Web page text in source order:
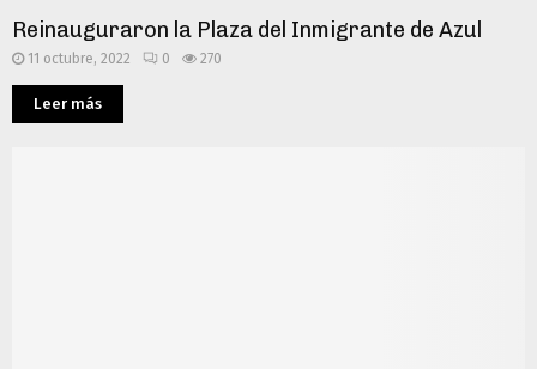
Reinauguraron la Plaza del Inmigrante de Azul
11 octubre, 2022 0 270
Leer más